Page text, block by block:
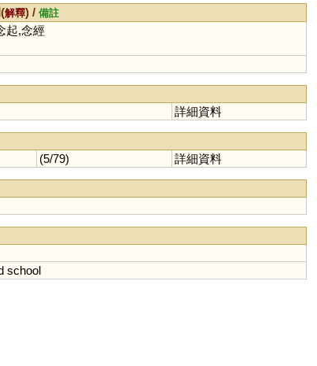
解釋) /備註
起,念經
詳細資料
(5/79) 詳細資料
school